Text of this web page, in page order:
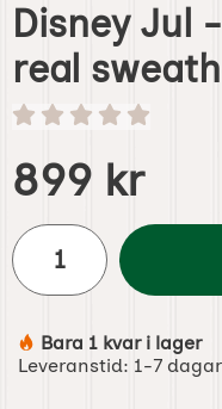
Disney Jul
real
Handla denna
pris
899 kr
antal
Tillgänglighet:
Bara 1 kvar i lager
Leveranstid: 1-7 dagar